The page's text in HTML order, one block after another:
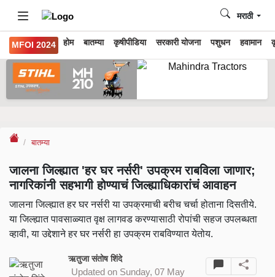
MFOI 2024 होम बातम्या कृषीपीडिया सरकारी योजना पशुधन हवामान
मराठी
बातम्या
जालना जिल्ह्यात 'हर घर नर्सरी' उपक्रम राबविला जाणार;
नागरिकांनी सहभागी होण्याचं जिल्ह्याधिकारांचं आवाहन
जालना जिल्ह्यात हर घर नर्सरी या उपक्रमाची बरीच चर्चा होताना दिसतीये.
या जिल्ह्यात पावसाळ्यात वृक्ष लागवड करण्यासाठी रोपांची सहज उपलब्धता
व्हावी, या उद्देशाने हर घर नर्सरी हा उपक्रम राबविण्यात येतोय.
ऋतुजा संतोष शिंदे
Updated on Sunday, 07 May